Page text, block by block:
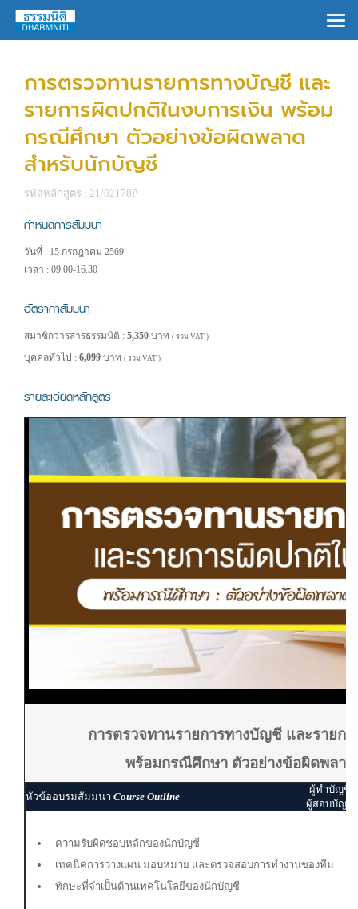
การตรวจทานรายการทางบัญชี และ
รายการผิดปกติในงบการเงิน พร้อม
กรณีศึกษา ตัวอย่างข้อผิดพลาด
สำหรับนักบัญชี
รหัสหลักสูตร : 21/02178P
กำหนดการสัมมนา
วันที่ : 15 กรกฎาคม 2569
เวลา : 09.00-16.30
อัตราค่าสัมมนา
สมาชิกวารสารธรรมนิติ : 5,350 บาท ( รวม VAT )
บุคคลทั่วไป : 6,099 บาท ( รวม VAT )
รายละเอียดหลักสูตร
การตรวจทานรายการทางบัญชี และรายกา
พร้อมกรณีศึกษา ตัวอย่างข้อผิดพลา
หัวข้ออบรมสัมมนา Course Outline
ผู้ทำบัญชี
ผู้สอบบัญชี
ความรับผิดชอบหลักของนักบัญชี
เทคนิคการวางแผน มอบหมาย และตรวจสอบการทำงานของทีม
ทักษะที่จำเป็นด้านเทคโนโลยีของนักบัญชี
×